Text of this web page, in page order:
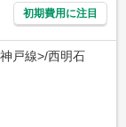
初期費用に注目
戸線>/西明石